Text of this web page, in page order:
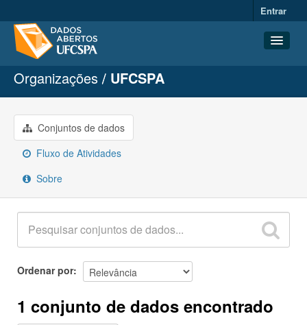
Entrar
Conjuntos de dados
Organizações
Grupos
Sobre
Organizações UFCSPA
Conjuntos de dados
Fluxo de Atividades
Sobre
Ordenar por
1 conjunto de dados encontrado